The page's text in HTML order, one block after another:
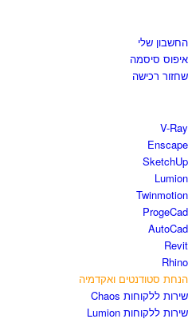
החשבון שלי
איפוס סיסמה
שחזור רכישה
V-Ray
Enscape
SketchUp
Lumion
Twinmotion
ProgeCad
AutoCad
Revit
Rhino
הנחת סטודנטים ואקדמיה
שירות ללקוחות Chaos
שירות ללקוחות Lumion